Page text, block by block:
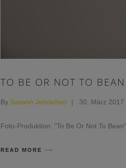
TO BE OR NOT TO
By Susann Jehnichen 30. März 2017
Foto-Produktion: "To Be Or Not To
READ MORE